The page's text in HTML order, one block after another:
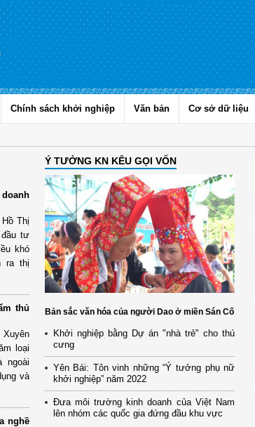
Chính sách khởi nghiệp Văn bản Cơ sở dữ liệu
Thị
tư
khó
ra thị
thủ
loại
ngoài
và
nghề
Ý TƯỞNG KN KÊU GỌI VỐN
Bản sắc văn hóa của người Dao ở miền Sán Cố
Khởi nghiệp bằng Dự án "nhà trẻ" cho thú
cưng
Yên Bái: Tôn vinh những “Ý tưởng phụ nữ
khởi nghiệp” năm 2022
Đưa môi trường kinh doanh của Việt Nam
lên nhóm các quốc gia đứng đầu khu vực